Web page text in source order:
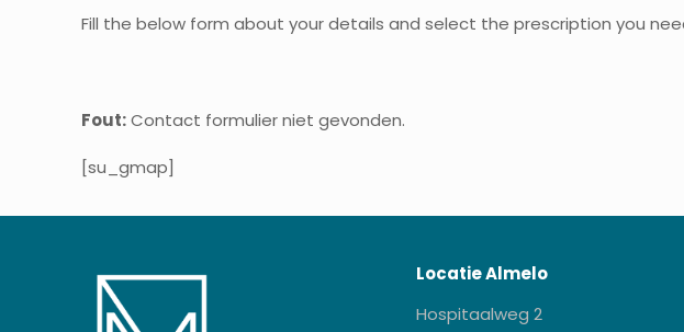
Fill the below form about your details and select the prescription you
Fout:Contact formulier niet gevonden.
[su_gmap]
Locatie Almelo
Hospitaalweg 2